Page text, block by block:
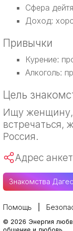
Сфера
Доход:
Привычки
Курение:
Алкоголь:
Цель
Ищу женщину,
встречаться,
Россия.
Адрес
Знакомства
Помощь
© 2026 Энергия